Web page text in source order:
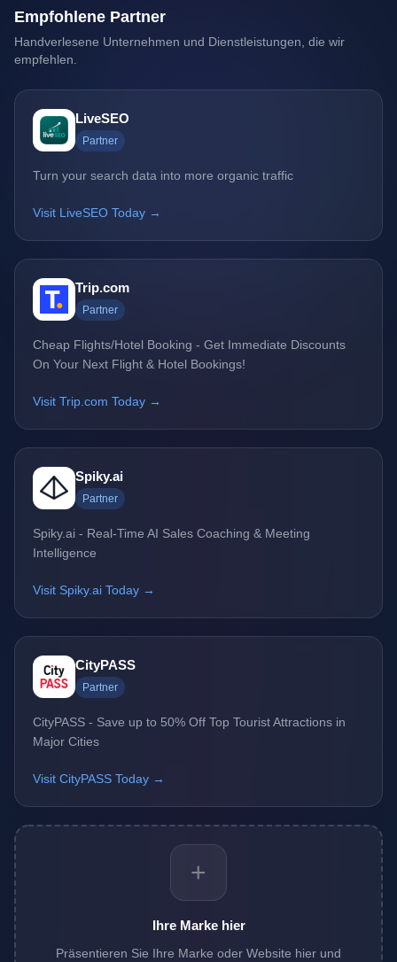
Empfohlene Partner
Handverlesene Unternehmen und Dienstleistungen, die wir
empfehlen.
LiveSEO
Partner
Turn your search data into more organic traffic
Visit LiveSEO Today →
Trip.com
Partner
Cheap Flights/Hotel Booking - Get Immediate Discounts
On Your Next Flight & Hotel Bookings!
Visit Trip.com Today →
Spiky.ai
Partner
Spiky.ai - Real-Time AI Sales Coaching & Meeting
Intelligence
Visit Spiky.ai Today →
CityPASS
Partner
CityPASS - Save up to 50% Off Top Tourist Attractions in
Major Cities
Visit CityPASS Today →
+
Ihre Marke hier
Präsentieren Sie Ihre Marke oder Website hier und